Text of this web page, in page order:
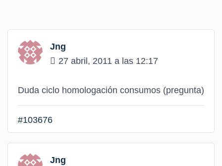
Jng
27 abril, 2011 a las 12:17
Duda ciclo homologación consumos (pregunta)
#103676
Jng